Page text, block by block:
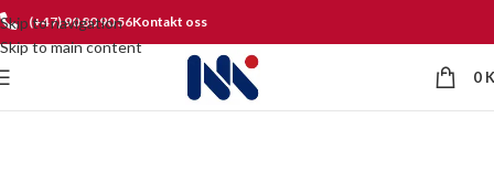
Skip to navigation
Skip to main content
(+47) 90 80 90 56Kontakt oss
0